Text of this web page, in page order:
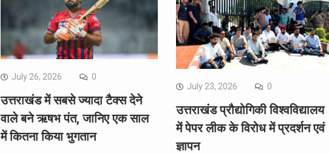
July 26, 2026 0
उत्तराखंड में सबसे ज्यादा टैक्स देने
वाले बने ऋषभ पंत, जानिए एक साल
में कितना किया भुगतान
July 23, 2026 0
उत्तराखंड प्रौद्योगिकी विश्वविद्यालय
में पेपर लीक के विरोध में प्रदर्शन एवं
ज्ञापन